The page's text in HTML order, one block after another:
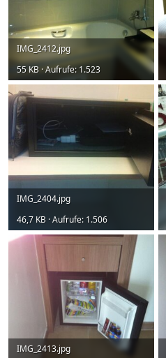
IMG_2412.jpg
55 KB · Aufrufe: 1.523
IMG_2404.jpg
46,7 KB · Aufrufe: 1.506
IMG_2413.jpg